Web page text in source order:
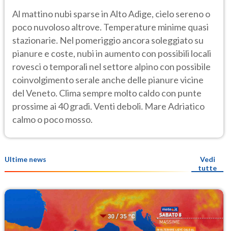
Al mattino nubi sparse in Alto Adige, cielo sereno o
poco nuvoloso altrove. Temperature minime quasi
stazionarie. Nel pomeriggio ancora soleggiato su
pianure e coste, nubi in aumento con possibili locali
rovesci o temporali nel settore alpino con possibile
coinvolgimento serale anche delle pianure vicine
del Veneto. Clima sempre molto caldo con punte
prossime ai 40 gradi. Venti deboli. Mare Adriatico
calmo o poco mosso.
Ultime news
Vedi
tutte